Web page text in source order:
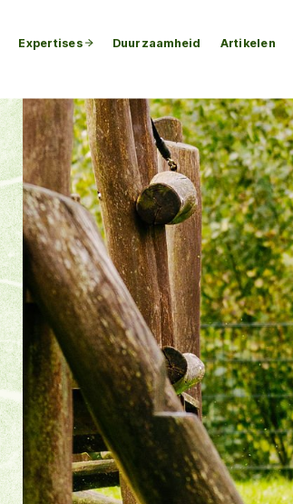
Expertises Duurzaamheid Artikelen